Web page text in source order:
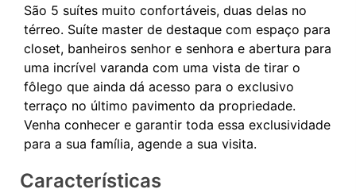
São 5 suítes muito confortáveis, duas delas no
térreo. Suíte master de destaque com espaço para
closet, banheiros senhor e senhora e abertura para
uma incrível varanda com uma vista de tirar o
fôlego que ainda dá acesso para o exclusivo
terraço no último pavimento da propriedade.
Venha conhecer e garantir toda essa exclusividade
Características